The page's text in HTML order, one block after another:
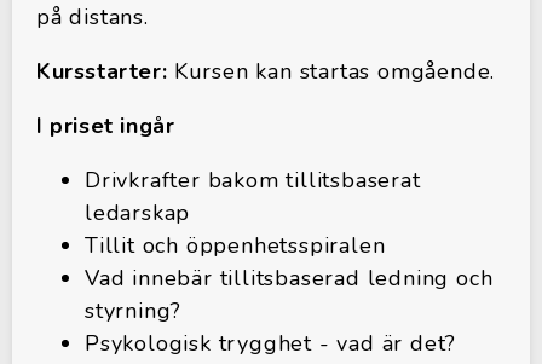
på distans.
Kursstarter: Kursen kan startas omgående.
I priset ingår
Drivkrafter bakom tillitsbaserat
ledarskap
Tillit och öppenhetsspiralen
Vad innebär tillitsbaserad ledning och
styrning?
Psykologisk trygghet - vad är det?